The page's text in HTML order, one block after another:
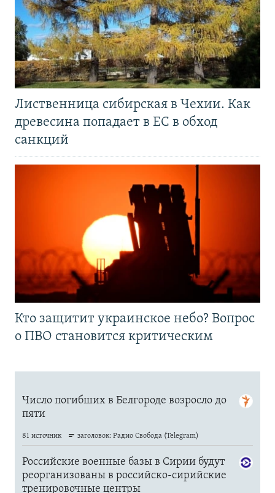
Лиственница сибирская в Чехии. Как
древесина попадает в ЕС в обход
санкций
Кто защитит украинское небо? Вопрос
о ПВО становится критическим